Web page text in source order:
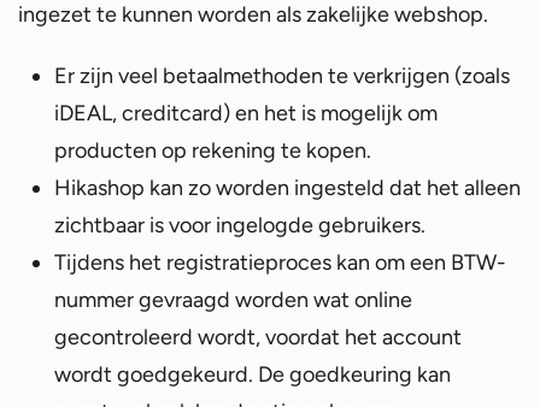
ingezet te kunnen worden als zakelijke webshop.
Er zijn veel betaalmethoden te verkrijgen (zoals
iDEAL, creditcard) en het is mogelijk om
producten op rekening te kopen.
Hikashop kan zo worden ingesteld dat het alleen
zichtbaar is voor ingelogde gebruikers.
Tijdens het registratieproces kan om een BTW-
nummer gevraagd worden wat online
gecontroleerd wordt, voordat het account
wordt goedgekeurd. De goedkeuring kan